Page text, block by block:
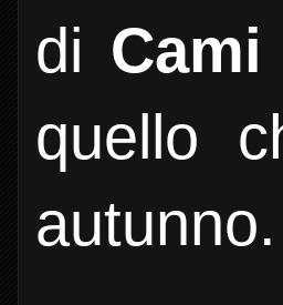
di
quello
autunno.